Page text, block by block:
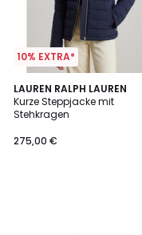
10% EXTRA*
LAUREN RALPH LAUREN
Kurze Steppjacke mit
Stehkragen
275,00 €